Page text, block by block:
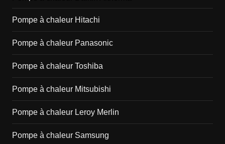
Pompe à chaleur Hitachi
Pompe à chaleur Panasonic
Pompe à chaleur Toshiba
Pompe à chaleur Mitsubishi
Pompe à chaleur Leroy Merlin
Pompe à chaleur Samsung